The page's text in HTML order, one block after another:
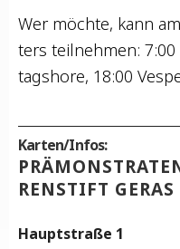
Wer möch­te, kann
ters teil­neh­men:
tagshore, 18:00
Karten/Infos:
REN­STIFT GERAS
Haupt­stra­ße 1